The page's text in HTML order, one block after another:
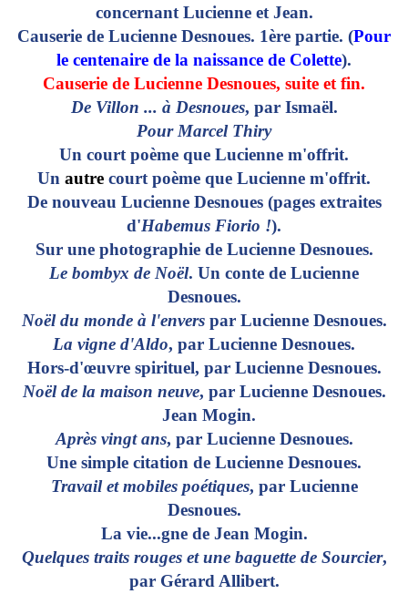
concernant Lucienne et Jean.
Causerie de Lucienne Desnoues. 1ère partie. (Pour
le centenaire de la naissance de Colette).
Causerie de Lucienne Desnoues, suite et fin.
De Villon ... à Desnoues, par Ismaël.
Pour Marcel Thiry
Un court poème que Lucienne m'offrit.
Un autre court poème que Lucienne m'offrit.
De nouveau Lucienne Desnoues (pages extraites
d'Habemus Fiorio !).
Sur une photographie de Lucienne Desnoues.
Le bombyx de Noël. Un conte de Lucienne
Desnoues.
Noël du monde à l'enverspar Lucienne Desnoues.
La vigne d'Aldo, par Lucienne Desnoues.
Hors-d'œuvre spirituel, par Lucienne Desnoues.
Noël de la maison neuve, par Lucienne Desnoues.
Jean Mogin.
Après vingt ans, par Lucienne Desnoues.
Une simple citation de Lucienne Desnoues.
Travail et mobiles poétiques, par Lucienne
Desnoues.
La vie...gne de Jean Mogin.
Quelques traits rouges et une baguette de Sourcier,
par Gérard Allibert.